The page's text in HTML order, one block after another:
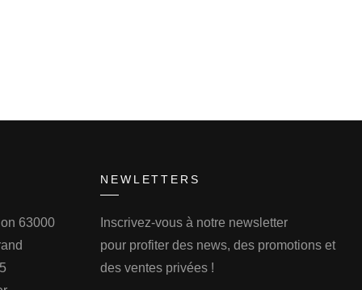
63000
NEWLETTERS
Inscrivez-vous à notre newsletter
pour profiter des news, des promotions et
des ventes privées !